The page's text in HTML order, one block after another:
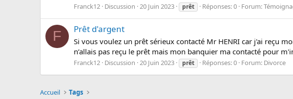
Franck12 Discussion 20 Juin 2023 prêt Réponses: 0 Forum:
F Prêt d'argent
Si vous voulez un prêt sérieux contacté Mr HENRI car j'ai reçu
n’allais pas reçu le prêt mais mon banquier ma contacté pour
Franck12 Discussion 20 Juin 2023 prêt Réponses: 0 Forum: Divorce
Accueil Tags